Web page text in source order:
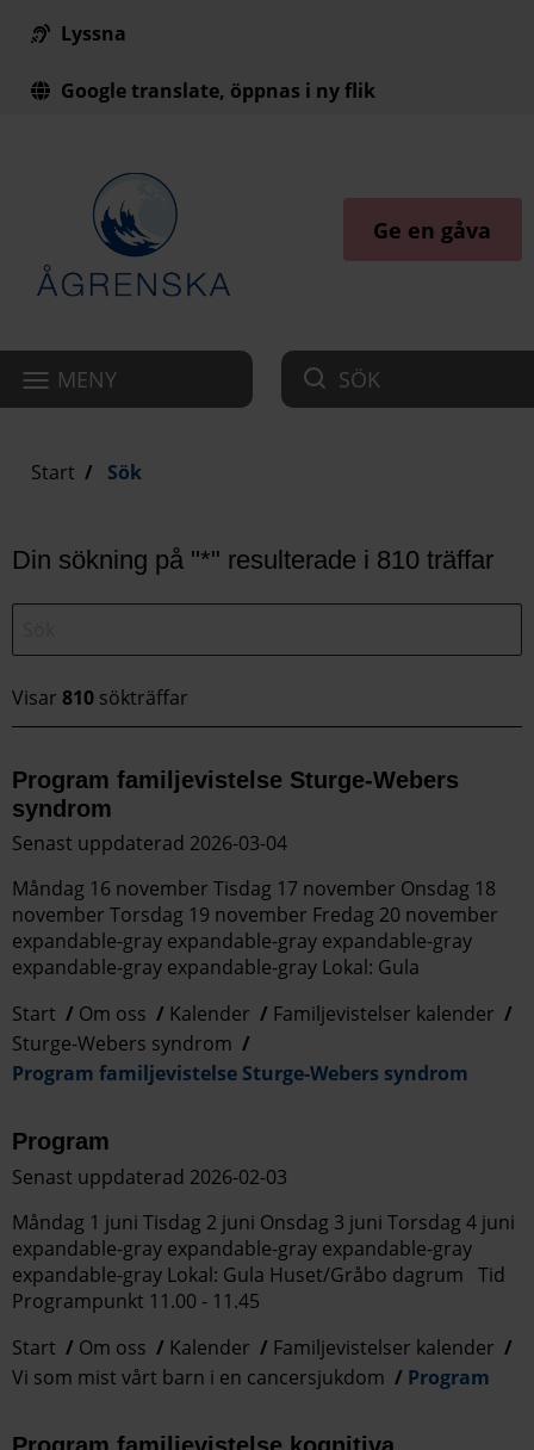
Till innehåll på sidan
Lyssna
Google translate, öppnas i ny flik
Ge en gåva
MENY SÖK
Start Sök
Din sökning på "*" resulterade i 810 träffar
Visar 810 sökträffar
Program familjevistelse Sturge-Webers
syndrom
Senast uppdaterad 2026-03-04
Måndag 16 november Tisdag 17 november Onsdag 18
november Torsdag 19 november Fredag 20 november
expandable-gray expandable-gray expandable-gray
expandable-gray expandable-gray Lokal: Gula
Start
Om oss Kalender
Familjevistelser kalender
Sturge-Webers syndrom
Program familjevistelse Sturge-Webers syndrom
Program
Senast uppdaterad 2026-02-03
Måndag 1 juni Tisdag 2 juni Onsdag 3 juni Torsdag 4 juni
expandable-gray expandable-gray expandable-gray
expandable-gray Lokal: Gula Huset/Gråbo dagrum Tid
Programpunkt 11.00 - 11.45
Start
Om oss Kalender
Familjevistelser kalender
Vi som mist vårt barn i en cancersjukdom
Program